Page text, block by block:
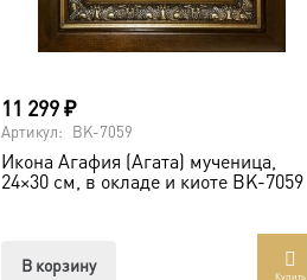
11 299₽
Артикул: BK-7059
Икона Агафия (Агата) мученица,
24×30 см, в окладе и киоте BK-7059
В корзину
Купить